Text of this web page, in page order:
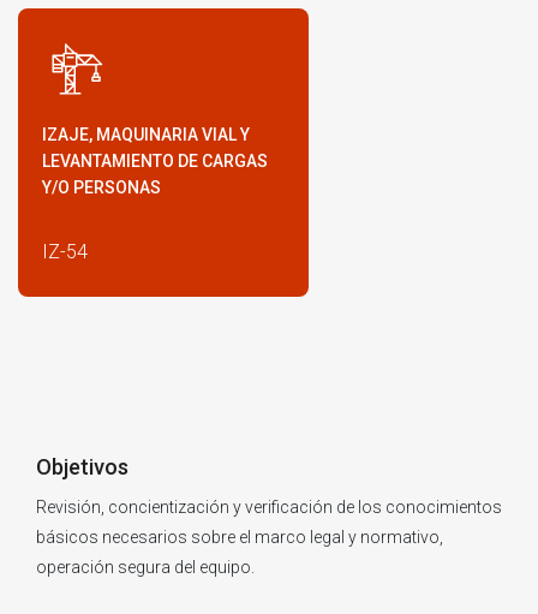
IZAJE, MAQUINARIA VIAL Y
LEVANTAMIENTO DE CARGAS
Y/O PERSONAS
IZ-54
Objetivos
Revisión, concientización y verificación de los conocimientos
básicos necesarios sobre el marco legal y normativo,
operación segura del equipo.